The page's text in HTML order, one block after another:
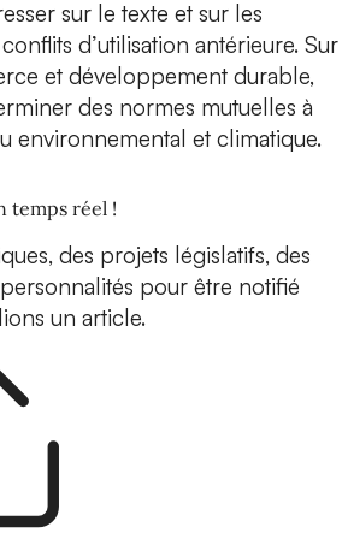
sur le texte et sur les
d’utilisation antérieure. Sur
et développement durable,
des normes mutuelles à
environnemental et climatique.
temps réel !
des projets législatifs, des
pour être notifié
un article.